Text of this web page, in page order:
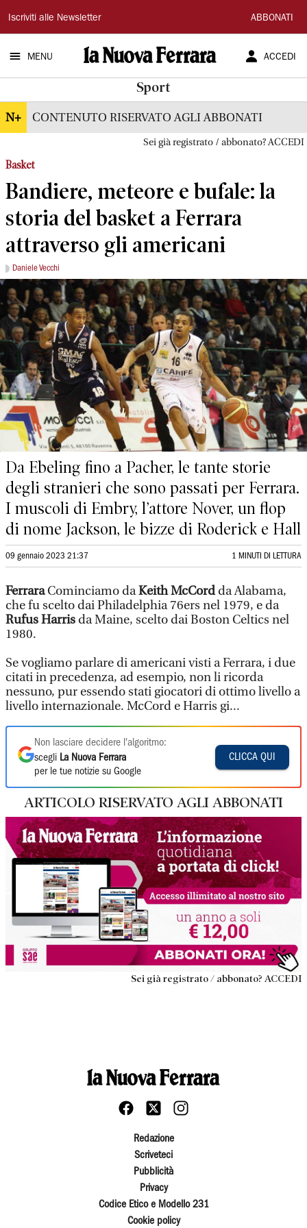
La
Nuova
Ferrara
Iscriviti alle Newsletter ABBONATI
MENU ACCEDI
Sport
N+ CONTENUTO RISERVATO AGLI ABBONATI
Sei già registrato / abbonato? ACCEDI
Basket
Bandiere, meteore e bufale: la
storia del basket a Ferrara
attraverso gli americani
Daniele Vecchi
Da Ebeling fino a Pacher, le tante storie
degli stranieri che sono passati per Ferrara.
I muscoli di Embry, l’attore Nover, un flop
di nome Jackson, le bizze di Roderick e Hall
09 gennaio 2023 21:37 1 MINUTI DI LETTURA
FerraraCominciamo daKeith McCordda Alabama,
che fu scelto dai Philadelphia 76ers nel 1979, e da
Rufus Harris da Maine, scelto dai Boston Celtics nel
1980.
Se vogliamo parlare di americani visti a Ferrara, i due
citati in precedenza, ad esempio, non li ricorda
nessuno, pur essendo stati giocatori di ottimo livello a
livello internazionale. McCord e Harris gi...
Non lasciare decidere l'algoritmo:
scegli La Nuova Ferrara
per le tue notizie su Google
CLICCA QUI
ARTICOLO RISERVATO AGLI ABBONATI
Sei già registrato / abbonato? ACCEDI
Redazione
Scriveteci
Pubblicità
Privacy
Codice Etico e Modello 231
Cookie policy